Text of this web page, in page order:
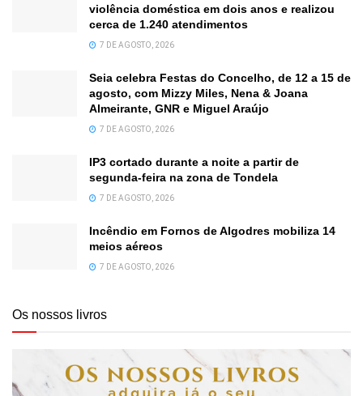
violência doméstica em dois anos e realizou
cerca de 1.240 atendimentos
7 DE AGOSTO, 2026
Seia celebra Festas do Concelho, de 12 a 15 de
agosto, com Mizzy Miles, Nena & Joana
Almeirante, GNR e Miguel Araújo
7 DE AGOSTO, 2026
IP3 cortado durante a noite a partir de
segunda-feira na zona de Tondela
7 DE AGOSTO, 2026
Incêndio em Fornos de Algodres mobiliza 14
meios aéreos
7 DE AGOSTO, 2026
Os nossos livros